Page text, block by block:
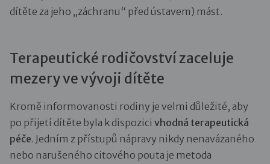
dítěte za jeho „záchranu“ před ústavem) mást.
Terapeutické rodičovství zaceluje
mezery ve vývoji dítěte
Kromě informovanosti rodiny je velmi důležité, aby
po přijetí dítěte byla k dispozici vhodná terapeutická
péče. Jedním z přístupů nápravy nikdy nenavázaného
nebo narušeného citového pouta je metoda